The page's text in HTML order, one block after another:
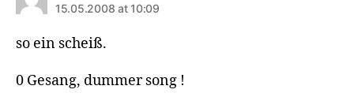
15.05.2008 at 10:09
so ein scheiß.
0 Gesang, dummer song !